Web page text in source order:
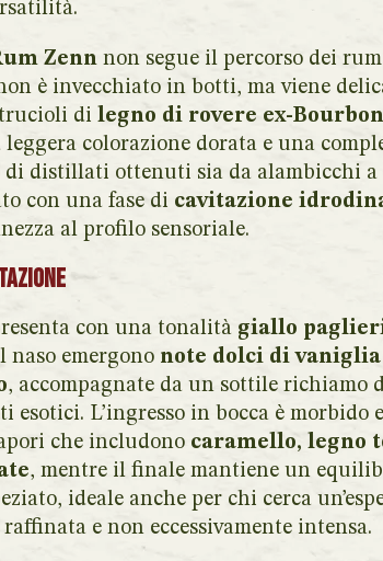
Zenn non segue il percorso dei
è invecchiato in botti, ma viene
di legno di rovere ex-Bourbon
colorazione dorata e una
di distillati ottenuti sia da alambicchi
con una fase di cavitazione
al profilo sensoriale.
con una tonalità giallo
naso emergono note dolci di
, accompagnate da un sottile richiamo
esotici. L’ingresso in bocca è morbido
che includono caramello, legno
, mentre il finale mantiene un
ideale anche per chi cerca
e non eccessivamente intensa.